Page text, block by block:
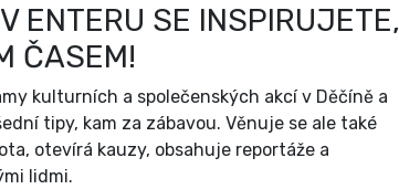
ENTERU SE INSPIRUJETE,
ČASEM!
kulturních a společenských akcí v Děčíně a
tipy, kam za zábavou. Věnuje se ale také
otevírá kauzy, obsahuje reportáže a
lidmi.